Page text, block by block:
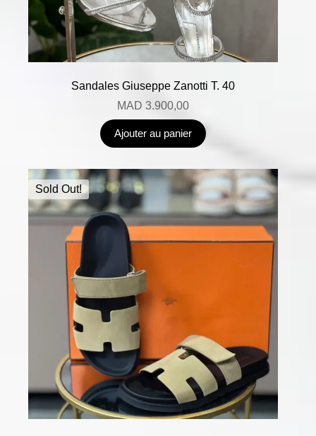
Sandales Giuseppe Zanotti T. 40
MAD 3.900,00
Ajouter au panier
Sold Out!